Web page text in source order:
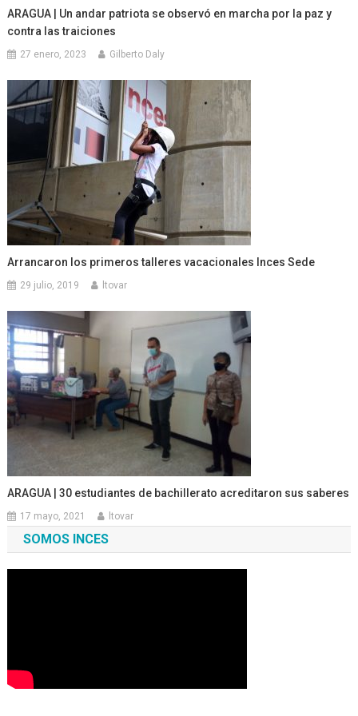
ARAGUA | Un andar patriota se observó en marcha por la paz y
contra las traiciones
27 enero, 2023 Gilberto Daly
Arrancaron los primeros talleres vacacionales Inces Sede
29 julio, 2019 ltovar
ARAGUA | 30 estudiantes de bachillerato acreditaron sus saberes
17 mayo, 2021 ltovar
SOMOS INCES